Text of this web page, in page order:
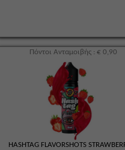
HASHTAG FLAVORSHOTS
Πόντοι Ανταμοιβής : € 0,90